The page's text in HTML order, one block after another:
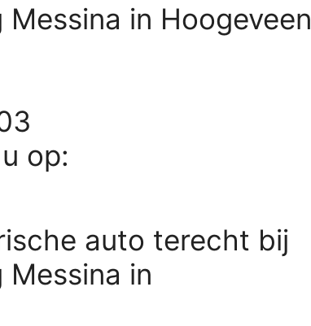
in Hoogeveen
op:
auto terecht bij
Messina in